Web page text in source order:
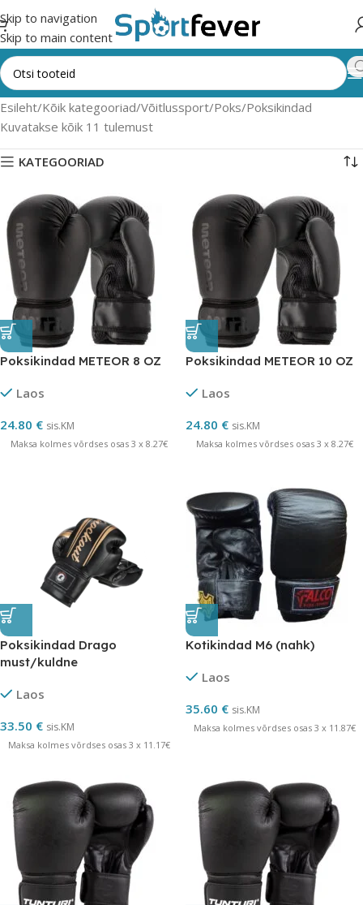
Skip to navigation
Skip to main content
Esileht Kõik kategooriad Võitlussport Poks Poksikindad
Kuvatakse kõik 11 tulemust
KATEGOORIAD
Poksikindad METEOR 8 OZ
Laos
24.80 € sis.KM
Maksa kolmes võrdses osas 3 x 8.27€
Poksikindad METEOR 10 OZ
Laos
24.80 € sis.KM
Maksa kolmes võrdses osas 3 x 8.27€
Poksikindad Drago
must/kuldne
Laos
33.50 € sis.KM
Maksa kolmes võrdses osas 3 x 11.17€
Kotikindad M6 (nahk)
Laos
35.60 € sis.KM
Maksa kolmes võrdses osas 3 x 11.87€